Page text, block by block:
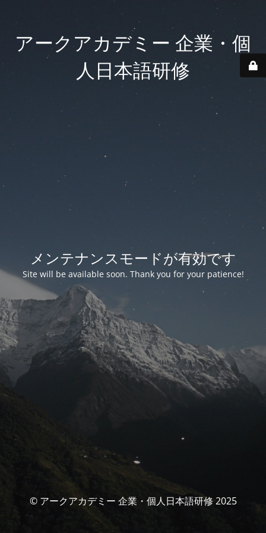
アークアカデミー 企業・個
人日本語研修
メンテナンスモードが有効です
Site will be available soon. Thank you for your patience!
© アークアカデミー 企業・個人日本語研修 2025